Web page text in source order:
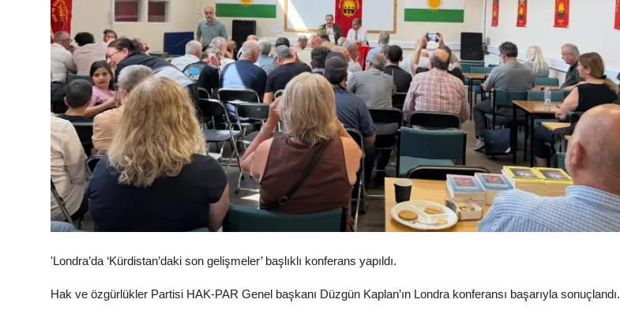
'Londra’da ‘Kürdistan’daki son gelişmeler’ başlıklı konferans yapıldı.
Hak ve özgürlükler Partisi HAK-PAR Genel başkanı Düzgün Kaplan’ın Londra konferansı başarıyla sonuçlandı.